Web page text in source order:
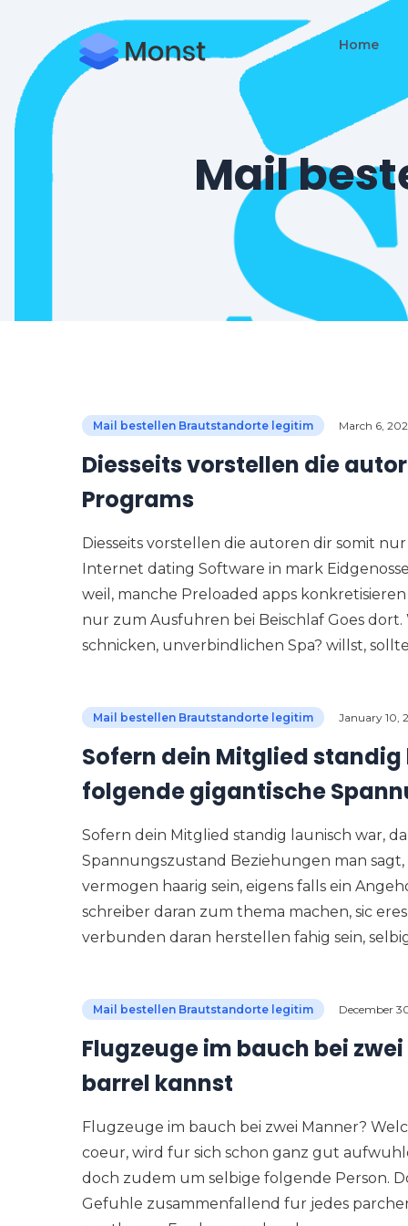
Home
Mail
Mail bestellen Brautstandorte legitim March 6,
Diesseits vorstellen die
Programs
Diesseits vorstellen die autoren dir somit
Internet dating Software in mark
weil, manche Preloaded apps
nur zum Ausfuhren bei Beischlaf Goes
schnicken, unverbindlichen Spa? willst,
Mail bestellen Brautstandorte legitim January 10,
Sofern dein Mitglied
folgende gigantische
Sofern dein Mitglied standig launisch war,
Spannungszustand Beziehungen man
vermogen haarig sein, eigens falls ein
schreiber daran zum thema machen, sic
verbunden daran herstellen fahig sein,
Mail bestellen Brautstandorte legitim December
Flugzeuge im bauch bei
barrel kannst
Flugzeuge im bauch bei zwei Manner?
coeur, wird fur sich schon ganz gut
doch zudem um selbige folgende Person.
Gefuhle zusammenfallend fur jedes